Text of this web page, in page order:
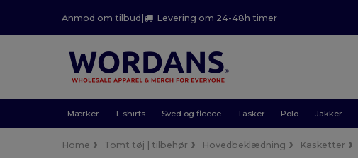
Anmod om tilbud| Levering om 24-48h timer
Mærker T-shirts Sved og fleece Tasker Polo Jakker
Home Tomt tøj | tilbehør Hovedbeklædning Kasketter